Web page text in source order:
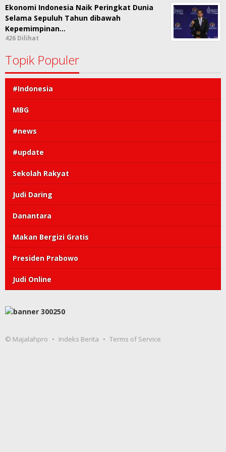
Ekonomi Indonesia Naik Peringkat Dunia
Selama Sepuluh Tahun dibawah
Kepemimpinan…
426 Dilihat
Topik Populer
#Indonesia
MBG
#news
#update
Sekolah Rakyat
Judi Daring
Danantara
Makan Bergizi Gratis
Presiden Prabowo
Judi Online
© Majalahpro Indeks Berita Terms of Service